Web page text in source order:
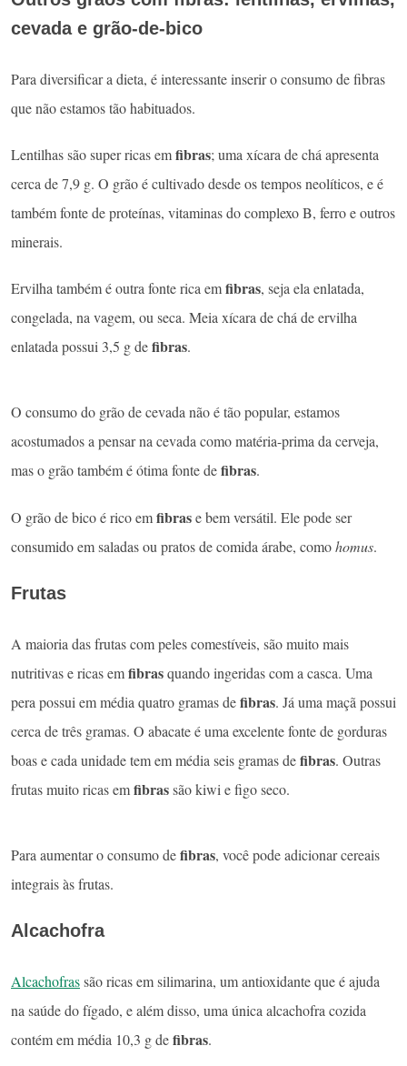
cevada e grão-de-bico
Para diversificar a dieta, é interessante inserir o consumo de fibras
que não estamos tão habituados.
Lentilhas são super ricas emfibras; uma xícara de chá apresenta
cerca de 7,9 g. O grão é cultivado desde os tempos neolíticos, e é
também fonte de proteínas, vitaminas do complexo B, ferro e outros
minerais.
Ervilha também é outra fonte rica emfibras, seja ela enlatada,
congelada, na vagem, ou seca. Meia xícara de chá de ervilha
enlatada possui 3,5 g defibras.
O consumo do grão de cevada não é tão popular, estamos
acostumados a pensar na cevada como matéria-prima da cerveja,
mas o grão também é ótima fonte defibras.
O grão de bico é rico emfibrase bem versátil. Ele pode ser
consumido em saladas ou pratos de comida árabe, comohomus.
Frutas
A maioria das frutas com peles comestíveis, são muito mais
nutritivas e ricas emfibrasquando ingeridas com a casca. Uma
pera possui em média quatro gramas defibras. Já uma maçã possui
cerca de três gramas. O abacate é uma excelente fonte de gorduras
boas e cada unidade tem em média seis gramas defibras. Outras
frutas muito ricas emfibrassão kiwi e figo seco.
Para aumentar o consumo defibras, você pode adicionar cereais
integrais às frutas.
Alcachofra
Alcachofrassão ricas em silimarina, um antioxidante que é ajuda
na saúde do fígado, e além disso, uma única alcachofra cozida
contém em média 10,3 g defibras.